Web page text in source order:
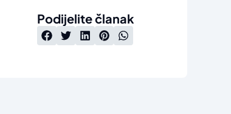
Podijelite članak